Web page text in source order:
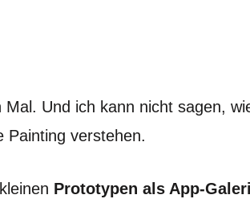
Und ich kann nicht sagen,
Painting verstehen.
Prototypen als App-